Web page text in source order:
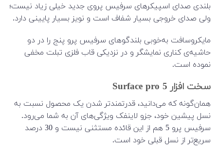
بلندی صدای اسپیکرهای سرفیس پروی جدید خیلی زیاد نیست؛
ولی صدای خروجی بسیار شفاف است و نویز بسیار پایینی دارد.
مایکروسافت به‌خوبی بلندگوهای سرفیس پرو پنج را در دو
حاشیه‌ی کناری نمایشگر و در نزدیکی قاب فلزی تبلت مخفی
نموده است.
سخت افزار Surface pro 5
همان‌گونه که می‌دانید، قدرتمندتر شدن یک محصول نسبت به
نسل پیشین خود، جزو لاینفک ویژگی‌های آن به شما می‌رود.
سرفیس پرو 5 هم از این قائده مستثنی نیست و 30 درصد
سریع‌تر از نسل قبلی خود است.